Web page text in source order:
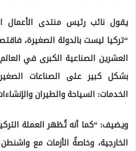
يقول نائب رئيس منتدى الأعمال
“تركيا ليست بالدولة الصغيرة،
العشرين الصناعية الكبرى في
بشكل كبير على الصناعات
الخدمات: السياحة والطيران
ويضيف: “كما أنه تُظهر العملة
الخارجية، وخاصةً الأزمات مع